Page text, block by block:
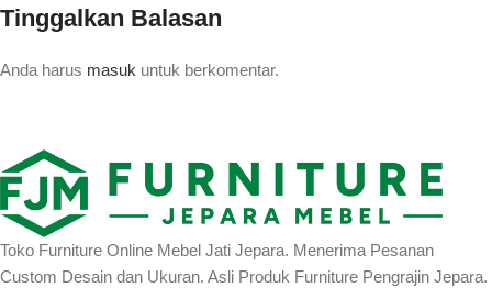
Tinggalkan Balasan
Anda harus masuk untuk berkomentar.
Toko Furniture Online Mebel Jati Jepara. Menerima Pesanan
Custom Desain dan Ukuran. Asli Produk Furniture Pengrajin Jepara.